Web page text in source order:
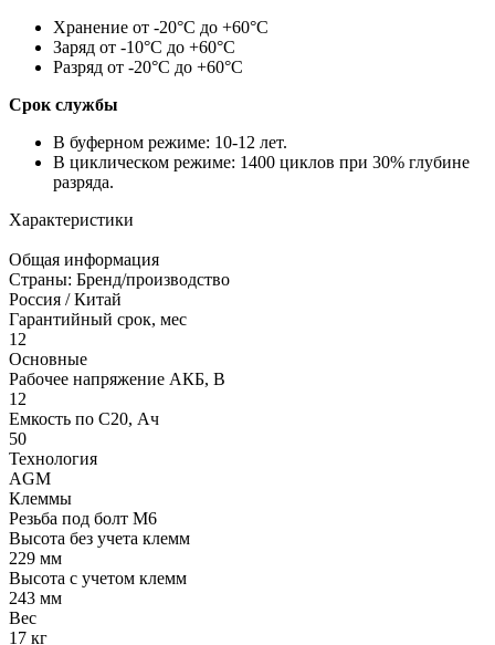
Хранение от -20°С до +60°С
Заряд от -10°С до +60°С
Разряд от -20°С до +60°С
Срок службы
В буферном режиме: 10-12 лет.
В циклическом режиме: 1400 циклов при 30% глубине
разряда.
Характеристики
Общая информация
Страны: Бренд/производство
Россия / Китай
Гарантийный срок, мес
12
Основные
Рабочее напряжение АКБ, B
12
Емкость по С20, Ач
50
Технология
AGM
Клеммы
Резьба под болт M6
Высота без учета клемм
229 мм
Высота с учетом клемм
243 мм
Вес
17 кг